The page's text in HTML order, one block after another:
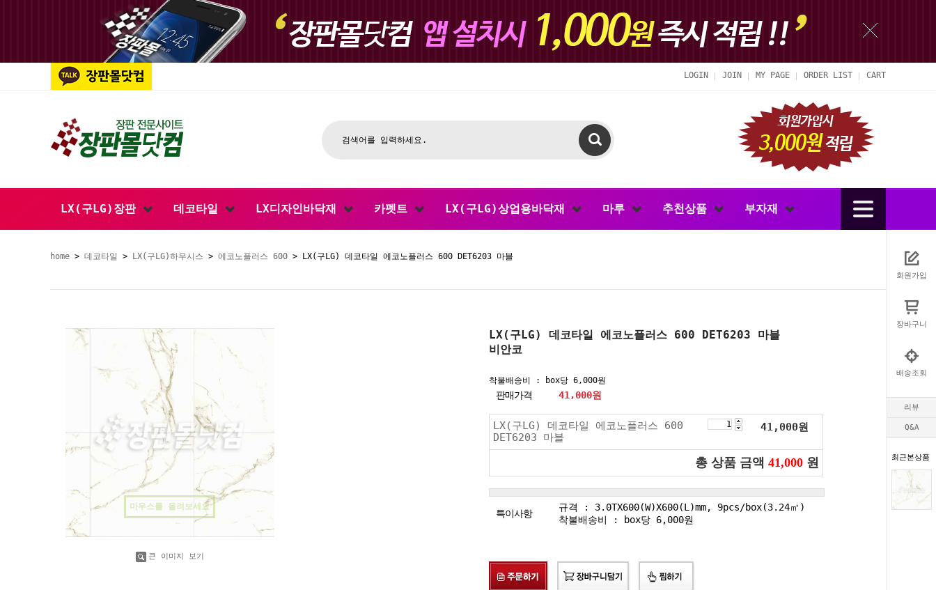
회원가입
장바구니
배송조회
리뷰
Q&A
최근본상품
LOGIN JOIN MY PAGE ORDER LIST CART
LX(구LG)장판 데코타일 LX디자인바닥재 카펫트 LX(구LG)상업용바닥재 마루 추천상품 부자재
home > 데코타일 > LX(구LG)하우시스 > 에코노플러스 600 > LX(구LG) 데코타일 에코노플러스 600 DET6203 마블
마우스를 올려보세요
큰 이미지 보기
LX(구LG) 데코타일 에코노플러스 600 DET6203 마블
비안코
착불배송비 : box당 6,000원
판매가격 41,000원
LX(구LG) 데코타일 에코노플러스 600
DET6203 마블
41,000원
총 상품 금액 41,000 원
특이사항
규격 : 3.0TX600(W)X600(L)mm, 9pcs/box(3.24㎡)
착불배송비 : box당 6,000원